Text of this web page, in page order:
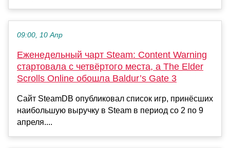
09:00, 10 Апр
Еженедельный чарт Steam: Content Warning
стартовала с четвёртого места, а The Elder
Scrolls Online обошла Baldur’s Gate 3
Сайт SteamDB опубликовал список игр, принёсших
наибольшую выручку в Steam в период со 2 по 9
апреля....